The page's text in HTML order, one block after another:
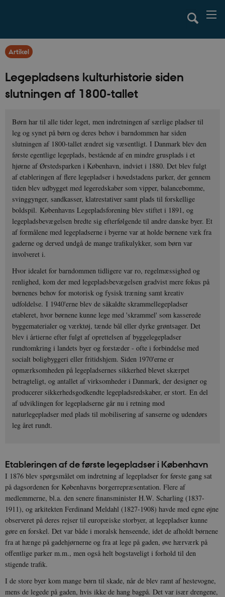
Artikel
Legepladsens kulturhistorie siden
slutningen af 1800-tallet
Børn har til alle tider leget, men indretningen af særlige pladser til
leg og synet på børn og deres behov i barndommen har siden
slutningen af 1800-tallet ændret sig væsentligt. I Danmark blev den
første egentlige legeplads, bestående af en mindre grusplads i et
hjørne af Ørstedsparken i København, indviet i 1880. Det blev fulgt
af etableringen af flere legepladser i hovedstadens parker, der gennem
tiden blev udbygget med legeredskaber som vipper, balancebomme,
svinggynger, sandkasser, klatrestativer samt plads til forskellige
boldspil. Københavns Legepladsforening blev stiftet i 1891, og
legepladsbevægelsen bredte sig efterfølgende til andre danske byer. Et
af formålene med legepladserne i byerne var at holde børnene væk fra
gaderne og derved undgå de mange trafikulykker, som børn var
involveret i.
Hvor idealet for barndommen tidligere var ro, regelmæssighed og
renlighed, kom der med legepladsbevægelsen gradvist mere fokus på
børnenes behov for motorisk og fysisk træning samt kreativ
udfoldelse. I 1940'erne blev de såkaldte skrammellegepladser
etableret, hvor børnene kunne lege med 'skrammel' som kasserede
byggematerialer og værktøj, tænde bål eller dyrke grøntsager. Det
blev i årtierne efter fulgt af oprettelsen af byggelegepladser
rundtomkring i landets byer og forstæder - ofte i forbindelse med
socialt boligbyggeri eller fritidshjem. Siden 1970'erne er
opmærksomheden på legepladsernes sikkerhed blevet skærpet
betragteligt, og antallet af virksomheder i Danmark, der designer og
producerer sikkerhedsgodkendte legepladsredskaber, er stort. En del
af udviklingen for legepladserne går nu i retning mod
naturlegepladser med plads til mobilisering af sanserne og udendørs
leg året rundt.
Etableringen af de første legepladser i København
I 1876 blev spørgsmålet om indretning af legepladser for første gang sat
på dagsordenen for Københavns borgerrepræsentation. Flere af
medlemmerne, bl.a. den senere finansminister H.W. Scharling (1837-
1911), og arkitekten Ferdinand Meldahl (1827-1908) havde med egne øjne
observeret på deres rejser til europæiske storbyer, at legepladser kunne
gøre en forskel. Det var både i moralsk henseende, idet de afholdt børnene
fra at hænge på gadehjørnerne og fra at lege på gaden, øve hærværk på
offentlige parker m.m., men også helt bogstaveligt i forhold til den
stigende trafik.
I de store byer kom mange børn til skade, når de blev ramt af hestevogne,
mens de legede på gaden, hvis ikke de hang bagpå. Det var især drengene,